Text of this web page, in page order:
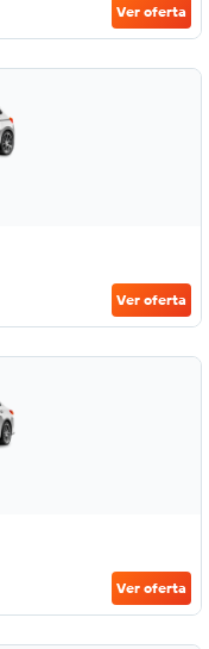
Ver oferta
Ver oferta
Ver oferta